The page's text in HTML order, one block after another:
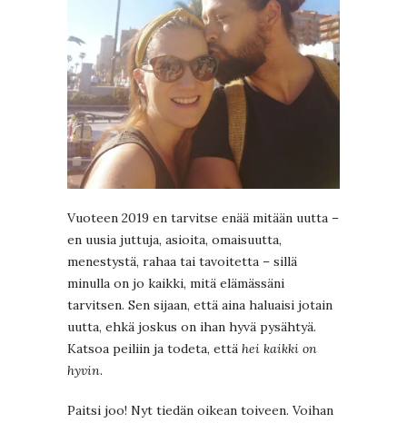
Vuoteen 2019 en tarvitse enää mitään uutta –
en uusia juttuja, asioita, omaisuutta,
menestystä, rahaa tai tavoitetta – sillä
minulla on jo kaikki, mitä elämässäni
tarvitsen. Sen sijaan, että aina haluaisi jotain
uutta, ehkä joskus on ihan hyvä pysähtyä.
Katsoa peiliin ja todeta, että hei kaikki on
hyvin.
Paitsi joo! Nyt tiedän oikean toiveen. Voihan